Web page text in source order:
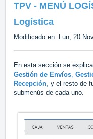
TPV - MENÚ
Logística
Modificado en: Lun, 20
En esta sección se
Gestión de Envíos,
Recepción, y el resto de
submenús de cada uno.